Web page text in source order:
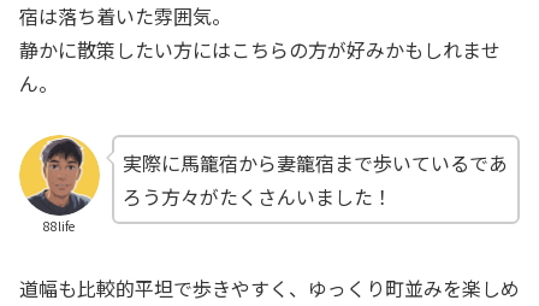
宿は落ち着いた雰囲気。
静かに散策したい方にはこちらの方が好みかもしれませ
ん。
88life
実際に馬籠宿から妻籠宿まで歩いているであ
ろう方々がたくさんいました！
道幅も比較的平坦で歩きやすく、ゆっくり町並みを楽しめ